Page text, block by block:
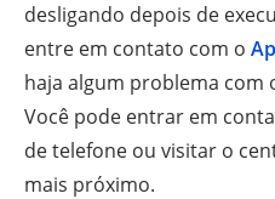
desligando depois de
entre em contato com o
haja algum problema com
Você pode entrar em
de telefone ou visitar o
mais próximo.